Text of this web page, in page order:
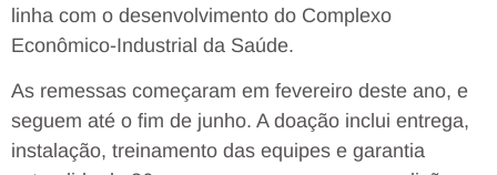
linha com o desenvolvimento do Complexo
Econômico-Industrial da Saúde.
As remessas começaram em fevereiro deste ano, e
seguem até o fim de junho. A doação inclui entrega,
instalação, treinamento das equipes e garantia